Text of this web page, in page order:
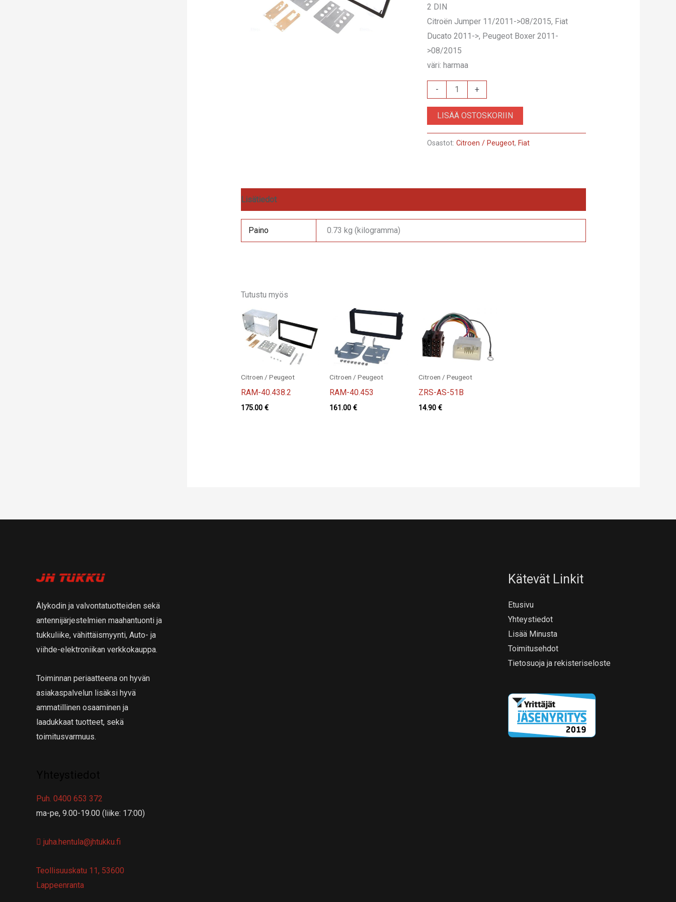
2 DIN
Citroën Jumper 11/2011->08/2015, Fiat
Ducato 2011->, Peugeot Boxer 2011-
>08/2015
väri: harmaa
-
RAM-
40.205.1
määrä
+
LISÄÄ OSTOSKORIIN
Osastot:Citroen / Peugeot, Fiat
Lisätiedot
Paino 0.73 kg (kilogramma)
Tutustu myös
Citroen / Peugeot
RAM-40.438.2
175.00 €
Citroen / Peugeot
RAM-40.453
161.00€
Citroen / Peugeot
ZRS-AS-51B
14.90 €
Älykodin ja valvontatuotteiden sekä
antennijärjestelmien maahantuonti ja
tukkuliike, vähittäismyynti, Auto- ja
viihde-elektroniikan verkkokauppa.
Toiminnan periaatteena on hyvän
asiakaspalvelun lisäksi hyvä
ammatillinen osaaminen ja
laadukkaat tuotteet, sekä
toimitusvarmuus.
Puh. 0400 653 372
ma-pe, 9.00-19.00 (liike: 17:00)
juha.hentula@jhtukku.fi
Teollisuuskatu 11, 53600
Lappeenranta
Kätevät Linkit
Etusivu
Yhteystiedot
Lisää Minusta
Toimitusehdot
Tietosuoja ja rekisteriseloste